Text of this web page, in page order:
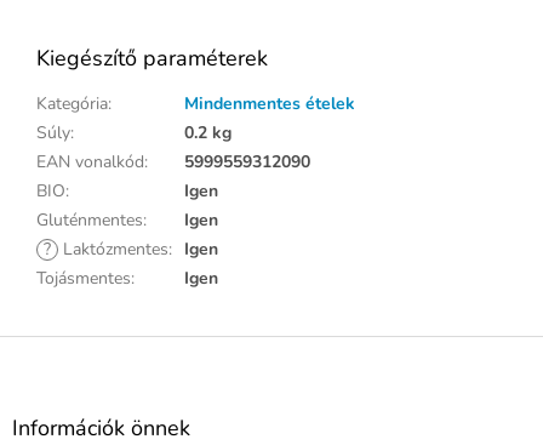
Kiegészítő paraméterek
Kategória:
Mindenmentes ételek
Súly:
0.2 kg
EAN vonalkód:
5999559312090
BIO:
Igen
Gluténmentes:
Igen
? Laktózmentes: Igen
Tojásmentes: Igen
L
Információk önnek